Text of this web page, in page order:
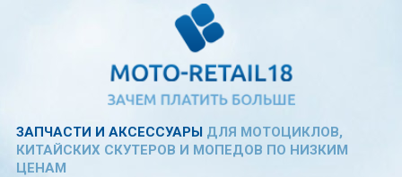
ЗАПЧАСТИ И АКСЕССУАРЫДЛЯ МОТОЦИКЛОВ,
КИТАЙСКИХ СКУТЕРОВ И МОПЕДОВ ПО НИЗКИМ
ЦЕНАМ